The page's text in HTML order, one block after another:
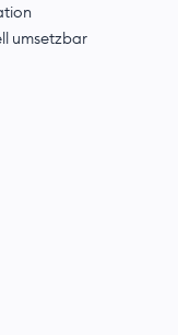
umsetzbar